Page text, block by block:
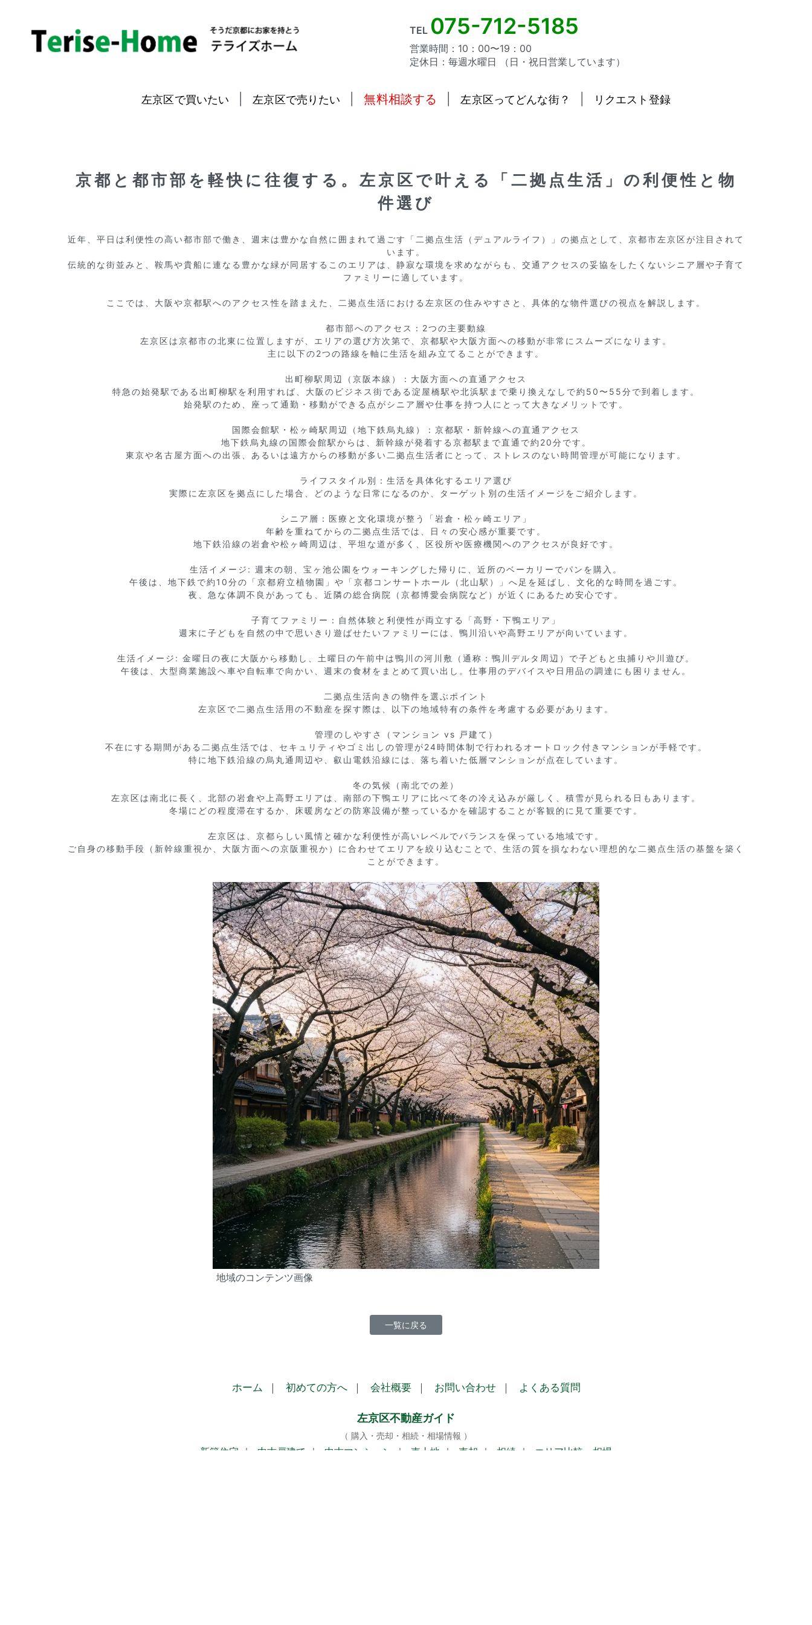
TEL 075-712-5185
営業時間：10：00〜19：00
定休日：毎週水曜日 （日・祝日営業しています）
左京区で買いたい 左京区で売りたい 無料相談する 左京区ってどんな街？ リクエスト登録
京都と都市部を軽快に往復する。左京区で叶える「二拠点生活」の利便性と物
件選び
近年、平日は利便性の高い都市部で働き、週末は豊かな自然に囲まれて過ごす「二拠点生活（デュアルライフ）」の拠点として、京都市左京区が注目されて
います。
伝統的な街並みと、鞍馬や貴船に連なる豊かな緑が同居するこのエリアは、静寂な環境を求めながらも、交通アクセスの妥協をしたくないシニア層や子育て
ファミリーに適しています。
ここでは、大阪や京都駅へのアクセス性を踏まえた、二拠点生活における左京区の住みやすさと、具体的な物件選びの視点を解説します。
都市部へのアクセス：2つの主要動線
左京区は京都市の北東に位置しますが、エリアの選び方次第で、京都駅や大阪方面への移動が非常にスムーズになります。
主に以下の2つの路線を軸に生活を組み立てることができます。
出町柳駅周辺（京阪本線）：大阪方面への直通アクセス
特急の始発駅である出町柳駅を利用すれば、大阪のビジネス街である淀屋橋駅や北浜駅まで乗り換えなしで約50〜55分で到着します。
始発駅のため、座って通勤・移動ができる点がシニア層や仕事を持つ人にとって大きなメリットです。
国際会館駅・松ヶ崎駅周辺（地下鉄烏丸線）：京都駅・新幹線への直通アクセス
地下鉄烏丸線の国際会館駅からは、新幹線が発着する京都駅まで直通で約20分です。
東京や名古屋方面への出張、あるいは遠方からの移動が多い二拠点生活者にとって、ストレスのない時間管理が可能になります。
ライフスタイル別：生活を具体化するエリア選び
実際に左京区を拠点にした場合、どのような日常になるのか、ターゲット別の生活イメージをご紹介します。
シニア層：医療と文化環境が整う「岩倉・松ヶ崎エリア」
年齢を重ねてからの二拠点生活では、日々の安心感が重要です。
地下鉄沿線の岩倉や松ヶ崎周辺は、平坦な道が多く、区役所や医療機関へのアクセスが良好です。
生活イメージ: 週末の朝、宝ヶ池公園をウォーキングした帰りに、近所のベーカリーでパンを購入。
午後は、地下鉄で約10分の「京都府立植物園」や「京都コンサートホール（北山駅）」へ足を延ばし、文化的な時間を過ごす。
夜、急な体調不良があっても、近隣の総合病院（京都博愛会病院など）が近くにあるため安心です。
子育てファミリー：自然体験と利便性が両立する「高野・下鴨エリア」
週末に子どもを自然の中で思いきり遊ばせたいファミリーには、鴨川沿いや高野エリアが向いています。
生活イメージ: 金曜日の夜に大阪から移動し、土曜日の午前中は鴨川の河川敷（通称：鴨川デルタ周辺）で子どもと虫捕りや川遊び。
午後は、大型商業施設へ車や自転車で向かい、週末の食材をまとめて買い出し。仕事用のデバイスや日用品の調達にも困りません。
二拠点生活向きの物件を選ぶポイント
左京区で二拠点生活用の不動産を探す際は、以下の地域特有の条件を考慮する必要があります。
管理のしやすさ（マンション vs 戸建て）
不在にする期間がある二拠点生活では、セキュリティやゴミ出しの管理が24時間体制で行われるオートロック付きマンションが手軽です。
特に地下鉄沿線の烏丸通周辺や、叡山電鉄沿線には、落ち着いた低層マンションが点在しています。
冬の気候（南北での差）
左京区は南北に長く、北部の岩倉や上高野エリアは、南部の下鴨エリアに比べて冬の冷え込みが厳しく、積雪が見られる日もあります。
冬場にどの程度滞在するか、床暖房などの防寒設備が整っているかを確認することが客観的に見て重要です。
左京区は、京都らしい風情と確かな利便性が高いレベルでバランスを保っている地域です。
ご自身の移動手段（新幹線重視か、大阪方面への京阪重視か）に合わせてエリアを絞り込むことで、生活の質を損なわない理想的な二拠点生活の基盤を築く
ことができます。
地域のコンテンツ画像
一覧に戻る
ホーム ｜ 初めての方へ ｜ 会社概要 ｜ お問い合わせ ｜ よくある質問
左京区不動産ガイド
（ 購入・売却・相続・相場情報 ）
新築住宅 ｜ 中古戸建て ｜ 中古マンション ｜ 売土地 ｜ 売却 ｜ 相続 ｜ エリア比較・相場